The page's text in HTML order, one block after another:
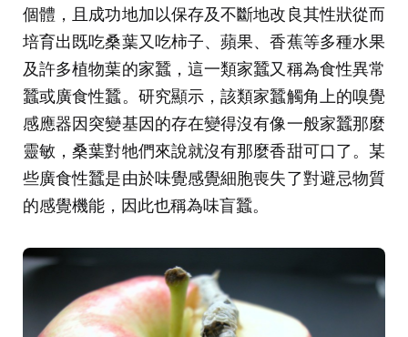
個體，且成功地加以保存及不斷地改良其性狀從而
培育出既吃桑葉又吃柿子、蘋果、香蕉等多種水果
及許多植物葉的家蠶，這一類家蠶又稱為食性異常
蠶或廣食性蠶。研究顯示，該類家蠶觸角上的嗅覺
感應器因突變基因的存在變得沒有像一般家蠶那麼
靈敏，桑葉對牠們來說就沒有那麼香甜可口了。某
些廣食性蠶是由於味覺感覺細胞喪失了對避忌物質
的感覺機能，因此也稱為味盲蠶。